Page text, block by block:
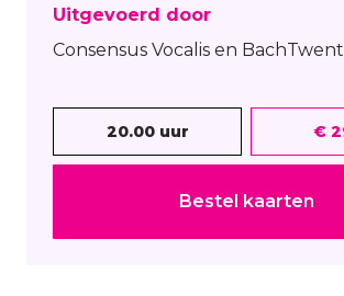
Uitgevoerd door
Consensus Vocalis en
20.00 uur €
Bestel kaarten